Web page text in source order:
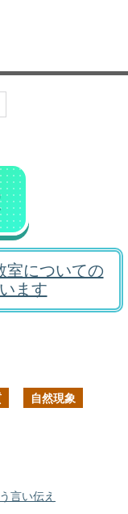
室についての
ます
自然現象
言い伝え